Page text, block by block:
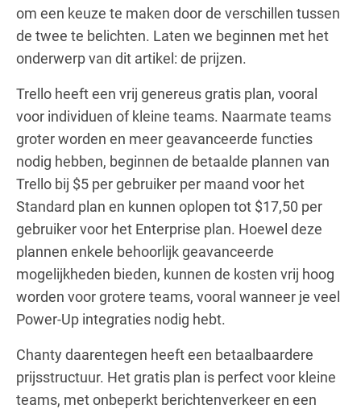
om een keuze te maken door de verschillen tussen
de twee te belichten. Laten we beginnen met het
onderwerp van dit artikel: de prijzen.
Trello heeft een vrij genereus gratis plan, vooral
voor individuen of kleine teams. Naarmate teams
groter worden en meer geavanceerde functies
nodig hebben, beginnen de betaalde plannen van
Trello bij $5 per gebruiker per maand voor het
Standard plan en kunnen oplopen tot $17,50 per
gebruiker voor het Enterprise plan. Hoewel deze
plannen enkele behoorlijk geavanceerde
mogelijkheden bieden, kunnen de kosten vrij hoog
worden voor grotere teams, vooral wanneer je veel
Power-Up integraties nodig hebt.
Chanty daarentegen heeft een betaalbaardere
prijsstructuur. Het gratis plan is perfect voor kleine
teams, met onbeperkt berichtenverkeer en een